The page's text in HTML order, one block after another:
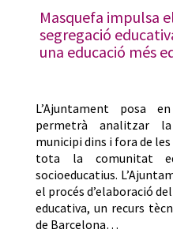
Masquefa impulsa
segregació
una educació més
L’Ajuntament posa
permetrà analitzar
municipi dins i fora de
tota la comunitat
socioeducatius.
el procés d’elaboració
educativa, un recurs
de Barcelona…